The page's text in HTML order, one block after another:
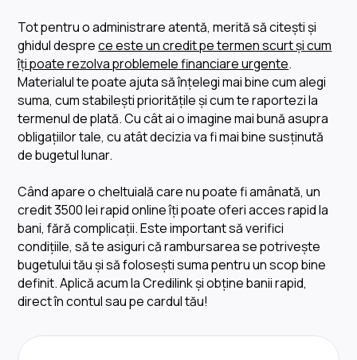
Tot pentru o administrare atentă, merită să citești și
ghidul desprece este un credit pe termen scurt și cum
îți poate rezolva problemele financiare urgente.
Materialul te poate ajuta să înțelegi mai bine cum alegi
suma, cum stabilești prioritățile și cum te raportezi la
termenul de plată. Cu cât ai o imagine mai bună asupra
obligațiilor tale, cu atât decizia va fi mai bine susținută
de bugetul lunar.
Când apare o cheltuială care nu poate fi amânată, un
credit 3500 lei rapid online îți poate oferi acces rapid la
bani, fără complicații. Este important să verifici
condițiile, să te asiguri că rambursarea se potrivește
bugetului tău și să folosești suma pentru un scop bine
definit. Aplică acum la Credilink și obține banii rapid,
direct în contul sau pe cardul tău!